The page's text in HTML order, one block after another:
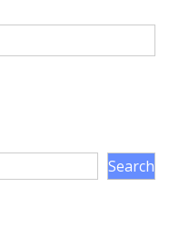
Search